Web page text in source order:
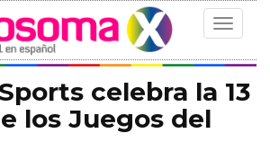
Toggle
celebra la 13
los Juegos del